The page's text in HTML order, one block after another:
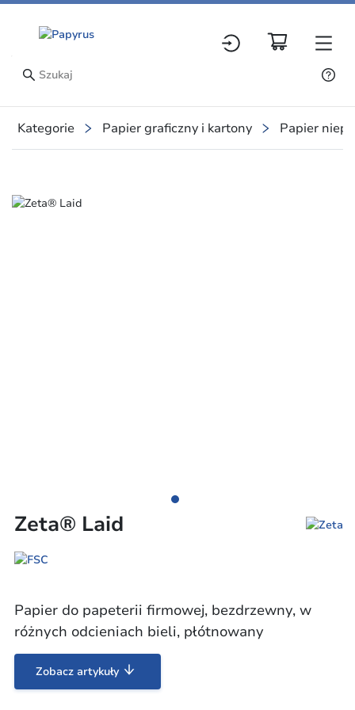
Kategorie Papier graficzny i kartony Papier
Slide 1 of 1
Zeta® Laid
Papier do papeterii firmowej, bezdrzewny, w
różnych odcieniach bieli, płótnowany
Zobacz artykuły